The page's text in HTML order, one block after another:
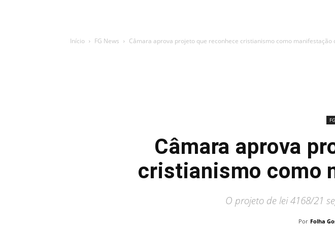
Início FG News Câmara aprova projeto que reconhece cristianismo como manifestação
Câmara aprova
cristianismo como
O projeto de lei 4168/21
Por Folha